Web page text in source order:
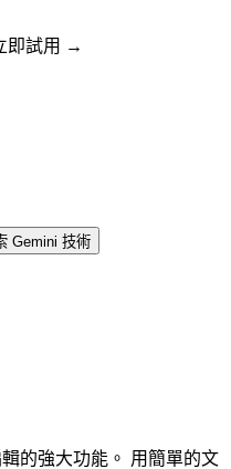
即試用 →
Gemini 技術
輯的強大功能。 用簡單的文